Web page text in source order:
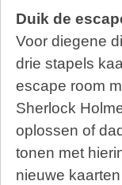
Duik de
Voor diegene
drie stapels
escape room
Sherlock
oplossen of
tonen met
nieuwe